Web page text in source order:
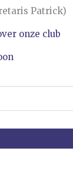
Patrick)
onze club